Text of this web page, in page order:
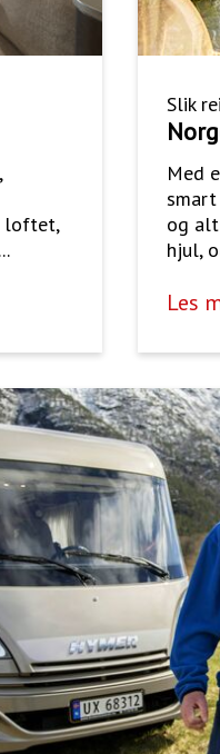
loftet,
Slik
Med
smart
og
hjul,
Les